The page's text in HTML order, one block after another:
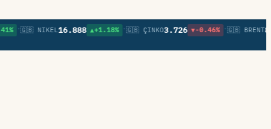
•🇬🇧 NIKEL16.888 ▲+1.18% •🇬🇧 ÇINKO3.726 ▼-0.46% •🇬🇧 BRENT81,74